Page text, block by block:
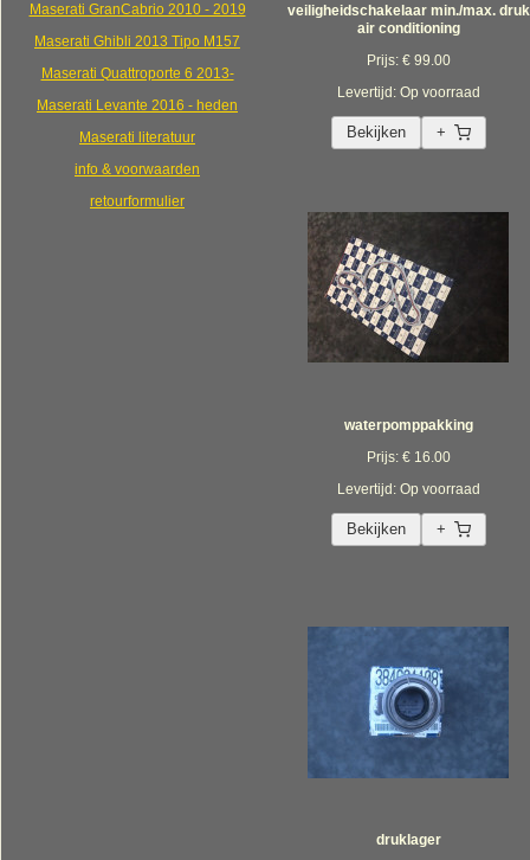
Maserati GranCabrio 2010 - 2019
Maserati Ghibli 2013 Tipo M157
Maserati Quattroporte 6 2013-
Maserati Levante 2016 - heden
Maserati literatuur
info & voorwaarden
retourformulier
veiligheidschakelaar min./max. druk
air conditioning
Prijs: € 99.00
Levertijd: Op voorraad
Bekijken +
waterpomppakking
Prijs: € 16.00
Levertijd: Op voorraad
Bekijken +
druklager